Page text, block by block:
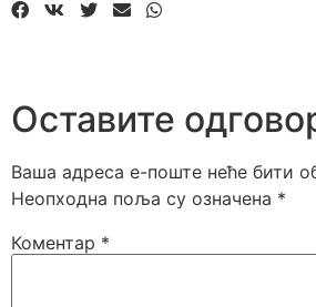
Оставите
Ваша адреса е-поште неће бити
Неопходна поља су означена *
Коментар *